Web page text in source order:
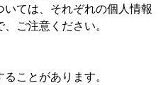
ては、それぞれの個人情報
ご注意ください。
ことがあります。